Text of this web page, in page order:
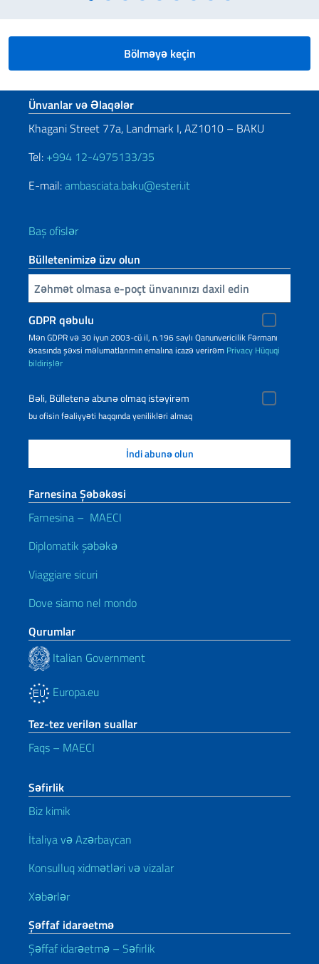
Bölməyə keçin
Footer section
Ünvanlar və Əlaqələr
Khagani Street 77a, Landmark I, AZ1010 – BAKU
Tel: +994 12-4975133/35
E-mail:ambasciata.baku@esteri.it
Baş ofislər
Bülletenimizə üzv olun
E-poçtunuzu daxil edin
GDPR qəbulu
Mən GDPR və 30 iyun 2003-cü il, n.196 saylı Qanunvericilik Fərmanı
əsasında şəxsi məlumatlarımın emalına icazə verirəm Privacy Hüquqi
bildirişlər
Bəli, Bülletenə abunə olmaq istəyirəm
bu ofisin fəaliyyəti haqqında yenilikləri almaq
Farnesina Şəbəkəsi
Farnesina – MAECI
Diplomatik şəbəkə
Viaggiare sicuri
Dove siamo nel mondo
Qurumlar
Italian Government
Europa.eu
Tez-tez verilən suallar
Faqs – MAECI
Səfirlik
Biz kimik
İtaliya və Azərbaycan
Konsulluq xidmətləri və vizalar
Xəbərlər
Şəffaf idarəetmə
Şəffaf idarəetmə – Səfirlik